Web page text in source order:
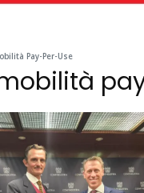
Pay-Per-Use